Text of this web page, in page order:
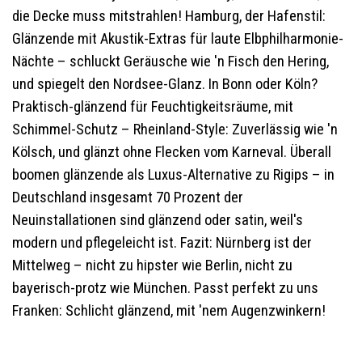
die Decke muss mitstrahlen! Hamburg, der Hafenstil:
Glänzende mit Akustik-Extras für laute Elbphilharmonie-
Nächte – schluckt Geräusche wie 'n Fisch den Hering,
und spiegelt den Nordsee-Glanz. In Bonn oder Köln?
Praktisch-glänzend für Feuchtigkeitsräume, mit
Schimmel-Schutz – Rheinland-Style: Zuverlässig wie 'n
Kölsch, und glänzt ohne Flecken vom Karneval. Überall
boomen glänzende als Luxus-Alternative zu Rigips – in
Deutschland insgesamt 70 Prozent der
Neuinstallationen sind glänzend oder satin, weil's
modern und pflegeleicht ist. Fazit: Nürnberg ist der
Mittelweg – nicht zu hipster wie Berlin, nicht zu
bayerisch-protz wie München. Passt perfekt zu uns
Franken: Schlicht glänzend, mit 'nem Augenzwinkern!